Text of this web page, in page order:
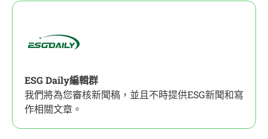
ESG Daily編輯群
我們將為您審核新聞稿，並且不時提供ESG新聞和寫
作相關文章。